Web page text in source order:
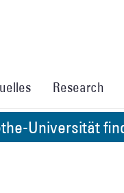
Research
Universität